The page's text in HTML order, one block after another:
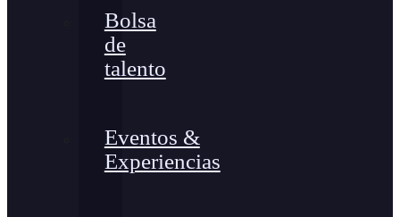
Bolsa
de
talento
Eventos &
Experiencias